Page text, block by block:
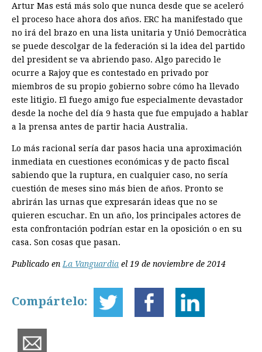
Artur Mas está más solo que nunca desde que se aceleró
el proceso hace ahora dos años. ERC ha manifestado que
no irá del brazo en una lista unitaria y Unió Democràtica
se puede descolgar de la federación si la idea del partido
del president se va abriendo paso. Algo parecido le
ocurre a Rajoy que es contestado en privado por
miembros de su propio gobierno sobre cómo ha llevado
este litigio. El fuego amigo fue especialmente devastador
desde la noche del día 9 hasta que fue empujado a hablar
a la prensa antes de partir hacia Australia.
Lo más racional sería dar pasos hacia una aproximación
inmediata en cuestiones económicas y de pacto fiscal
sabiendo que la ruptura, en cualquier caso, no sería
cuestión de meses sino más bien de años. Pronto se
abrirán las urnas que expresarán ideas que no se
quieren escuchar. En un año, los principales actores de
esta confrontación podrían estar en la oposición o en su
casa. Son cosas que pasan.
Publicado en La Vanguardia el 19 de noviembre de 2014
Compártelo: